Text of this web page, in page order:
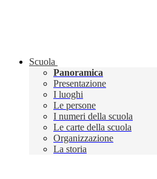
Scuola
Panoramica
Presentazione
I luoghi
Le persone
I numeri della scuola
Le carte della scuola
Organizzazione
La storia